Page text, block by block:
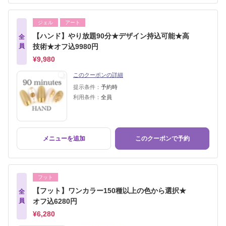
全
員
ジェル アート
【ハンド】やり放題90分★デザイン持込可能★高
技術★オフ込9980円
¥9,980
このクーポンの詳細
提示条件： 予約時
利用条件： 全員
メニューを追加 このクーポンで予約
全
員
フット
【フット】ワンカラー150種以上の色から選択★
オフ込6280円
¥6,280